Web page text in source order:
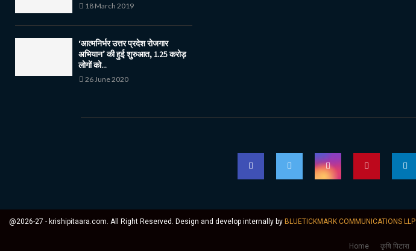
18 March 2019
‘आत्मनिर्भर उत्तर प्रदेश रोजगार
अभियान’ की हुई शुरुआत, 1.25 करोड़
लोगों को...
26 June 2020
@2026-27 - krishipitaara.com. All Right Reserved. Design and develop internally by BLUETICKMARK COMMUNICATIONS LLP
Home कृषि पिटारा